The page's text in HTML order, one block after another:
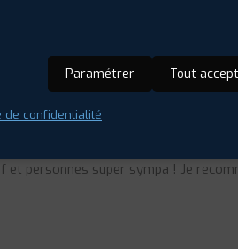
personnes super sympa ! Je
Paramétrer Tout
de confidentialité